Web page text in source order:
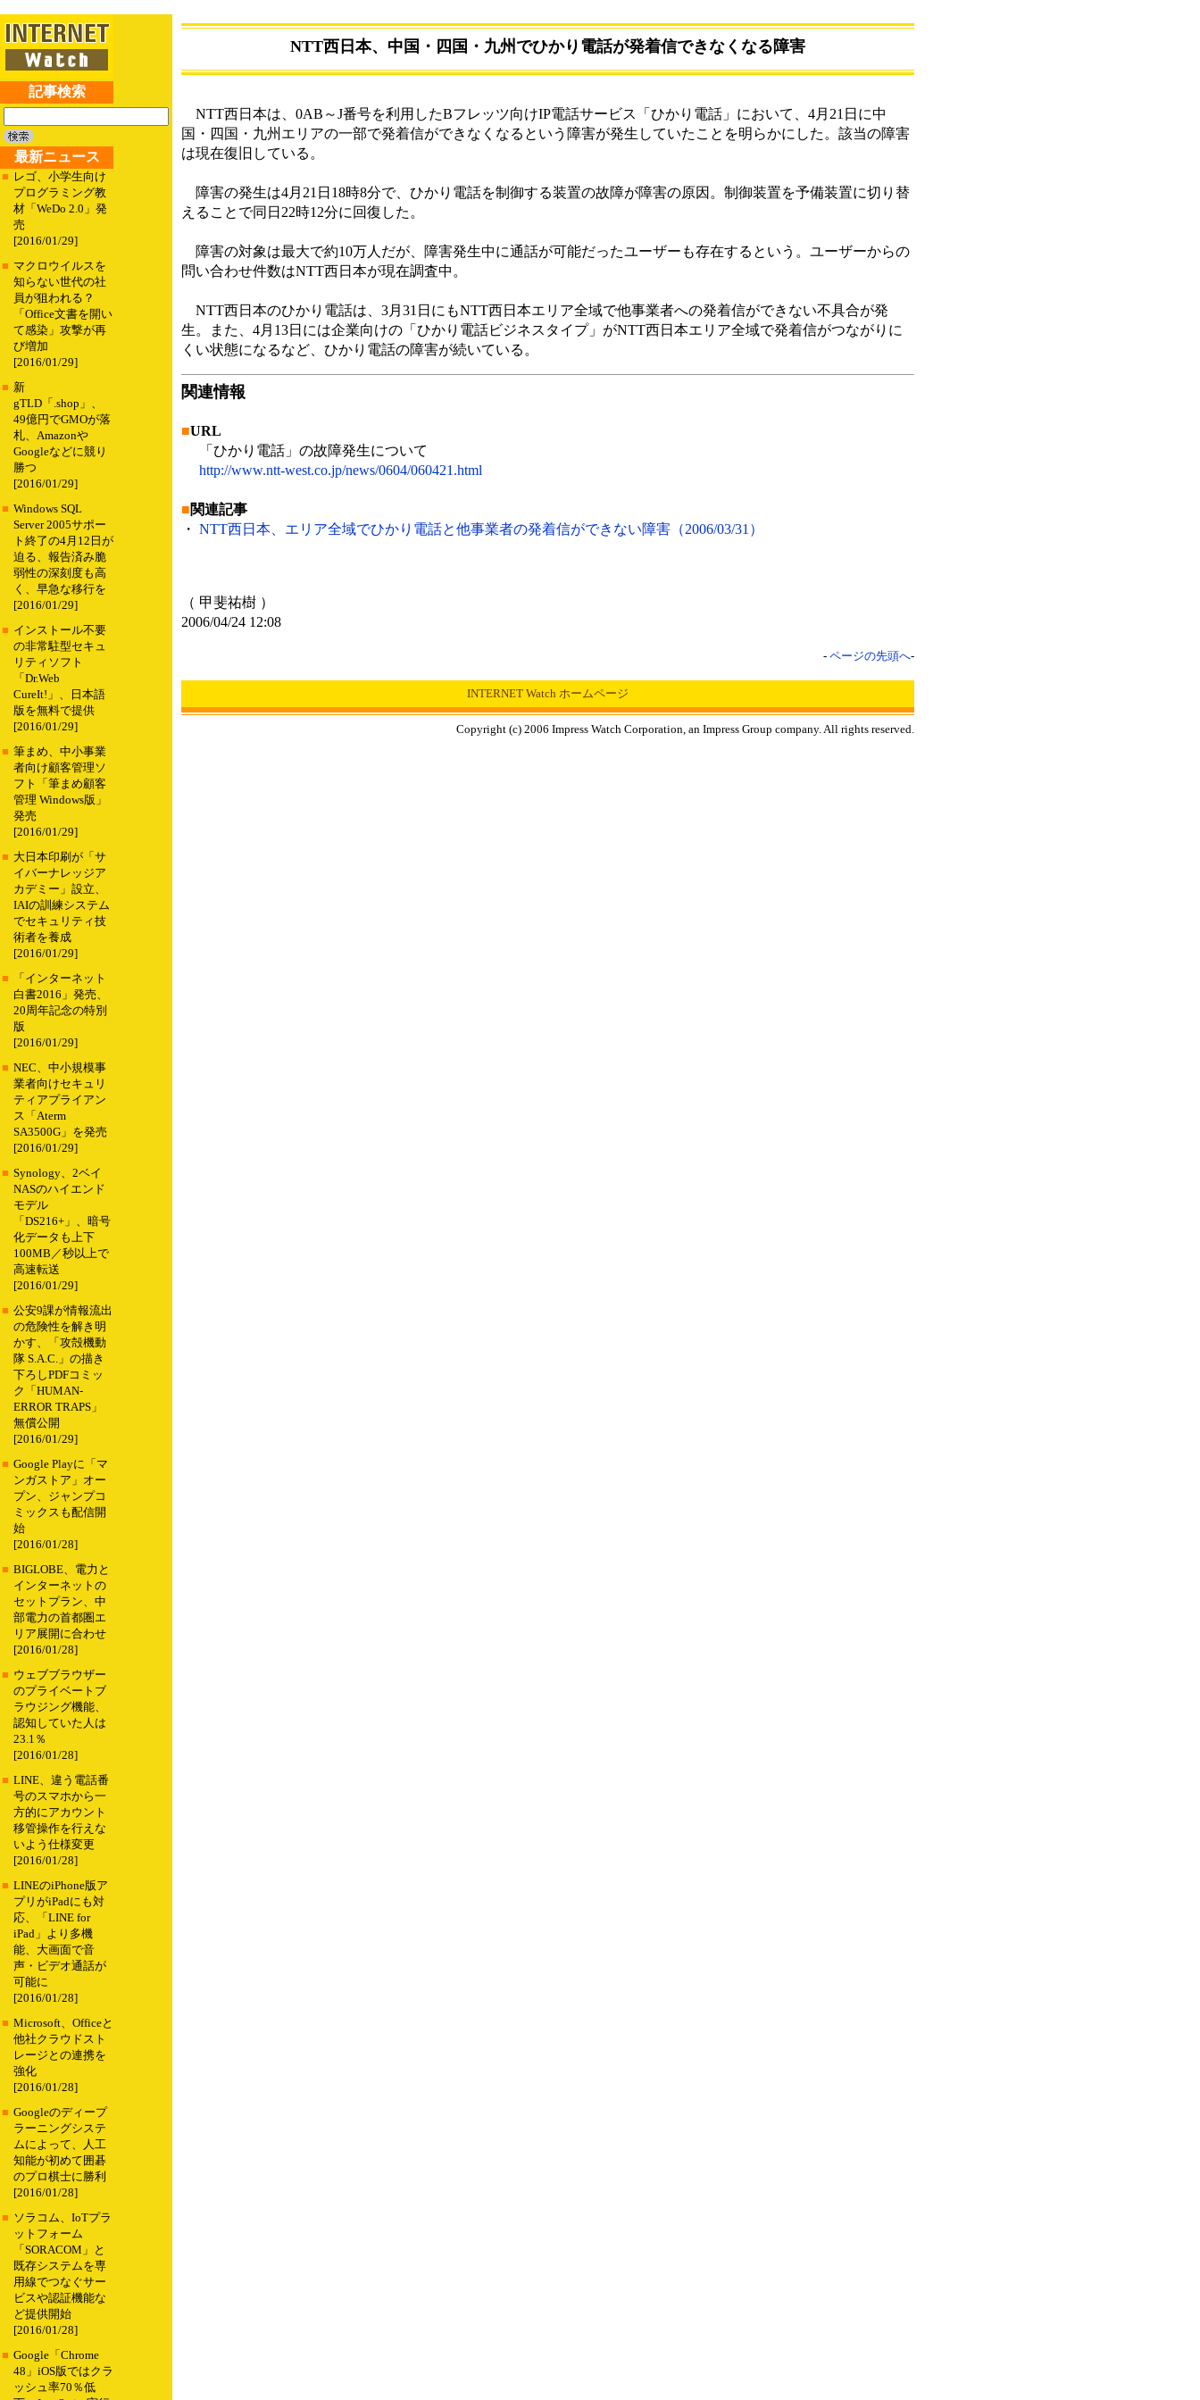
記事検索
最新ニュース
■ レゴ、小学生向け
プログラミング教
材「WeDo 2.0」発
売
[2016/01/29]
■ マクロウイルスを
知らない世代の社
員が狙われる？
「Office文書を開い
て感染」攻撃が再
び増加
[2016/01/29]
■ 新
gTLD「.shop」、
49億円でGMOが落
札、Amazonや
Googleなどに競り
勝つ
[2016/01/29]
■ Windows SQL
Server 2005サポー
ト終了の4月12日が
迫る、報告済み脆
弱性の深刻度も高
く、早急な移行を
[2016/01/29]
■ インストール不要
の非常駐型セキュ
リティソフト
「Dr.Web
CureIt!」、日本語
版を無料で提供
[2016/01/29]
■ 筆まめ、中小事業
者向け顧客管理ソ
フト「筆まめ顧客
管理 Windows版」
発売
[2016/01/29]
■ 大日本印刷が「サ
イバーナレッジア
カデミー」設立、
IAIの訓練システム
でセキュリティ技
術者を養成
[2016/01/29]
■
「インターネット
白書2016」発売、
20周年記念の特別
版
[2016/01/29]
■ NEC、中小規模事
業者向けセキュリ
ティアプライアン
ス「Aterm
SA3500G」を発売
[2016/01/29]
■ Synology、2ベイ
NASのハイエンド
モデル
「DS216+」、暗号
化データも上下
100MB／秒以上で
高速転送
[2016/01/29]
■ 公安9課が情報流出
の危険性を解き明
かす、「攻殻機動
隊 S.A.C.」の描き
下ろしPDFコミッ
ク「HUMAN-
ERROR TRAPS」
無償公開
[2016/01/29]
■ Google Playに「マ
ンガストア」オー
プン、ジャンプコ
ミックスも配信開
始
[2016/01/28]
■ BIGLOBE、電力と
インターネットの
セットプラン、中
部電力の首都圏エ
リア展開に合わせ
[2016/01/28]
■ ウェブブラウザー
のプライベートブ
ラウジング機能、
認知していた人は
23.1％
[2016/01/28]
■ LINE、違う電話番
号のスマホから一
方的にアカウント
移管操作を行えな
いよう仕様変更
[2016/01/28]
■ LINEのiPhone版ア
プリがiPadにも対
応、「LINE for
iPad」より多機
能、大画面で音
声・ビデオ通話が
可能に
[2016/01/28]
■ Microsoft、Officeと
他社クラウドスト
レージとの連携を
強化
[2016/01/28]
■ Googleのディープ
ラーニングシステ
ムによって、人工
知能が初めて囲碁
のプロ棋士に勝利
[2016/01/28]
■ ソラコム、IoTプラ
ットフォーム
「SORACOM」と
既存システムを専
用線でつなぐサー
ビスや認証機能な
ど提供開始
[2016/01/28]
■ Google「Chrome
48」iOS版ではクラ
ッシュ率70％低
NTT西日本、中国・四国・九州でひかり電話が発着信できなくなる障害
NTT西日本は、0AB～J番号を利用したBフレッツ向けIP電話サービス「ひかり電話」において、4月21日に中
国・四国・九州エリアの一部で発着信ができなくなるという障害が発生していたことを明らかにした。該当の障害
は現在復旧している。
障害の発生は4月21日18時8分で、ひかり電話を制御する装置の故障が障害の原因。制御装置を予備装置に切り替
えることで同日22時12分に回復した。
障害の対象は最大で約10万人だが、障害発生中に通話が可能だったユーザーも存在するという。ユーザーからの
問い合わせ件数はNTT西日本が現在調査中。
NTT西日本のひかり電話は、3月31日にもNTT西日本エリア全域で他事業者への発着信ができない不具合が発
生。また、4月13日には企業向けの「ひかり電話ビジネスタイプ」がNTT西日本エリア全域で発着信がつながりに
くい状態になるなど、ひかり電話の障害が続いている。
関連情報
■URL
「ひかり電話」の故障発生について
http://www.ntt-west.co.jp/news/0604/060421.html
■関連記事
・ NTT西日本、エリア全域でひかり電話と他事業者の発着信ができない障害（2006/03/31）
（ 甲斐祐樹 ）
2006/04/24 12:08
- ページの先頭へ-
INTERNET Watch ホームページ
Copyright (c) 2006 Impress Watch Corporation, an Impress Group company. All rights reserved.